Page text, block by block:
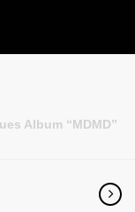
Album “MDMD”